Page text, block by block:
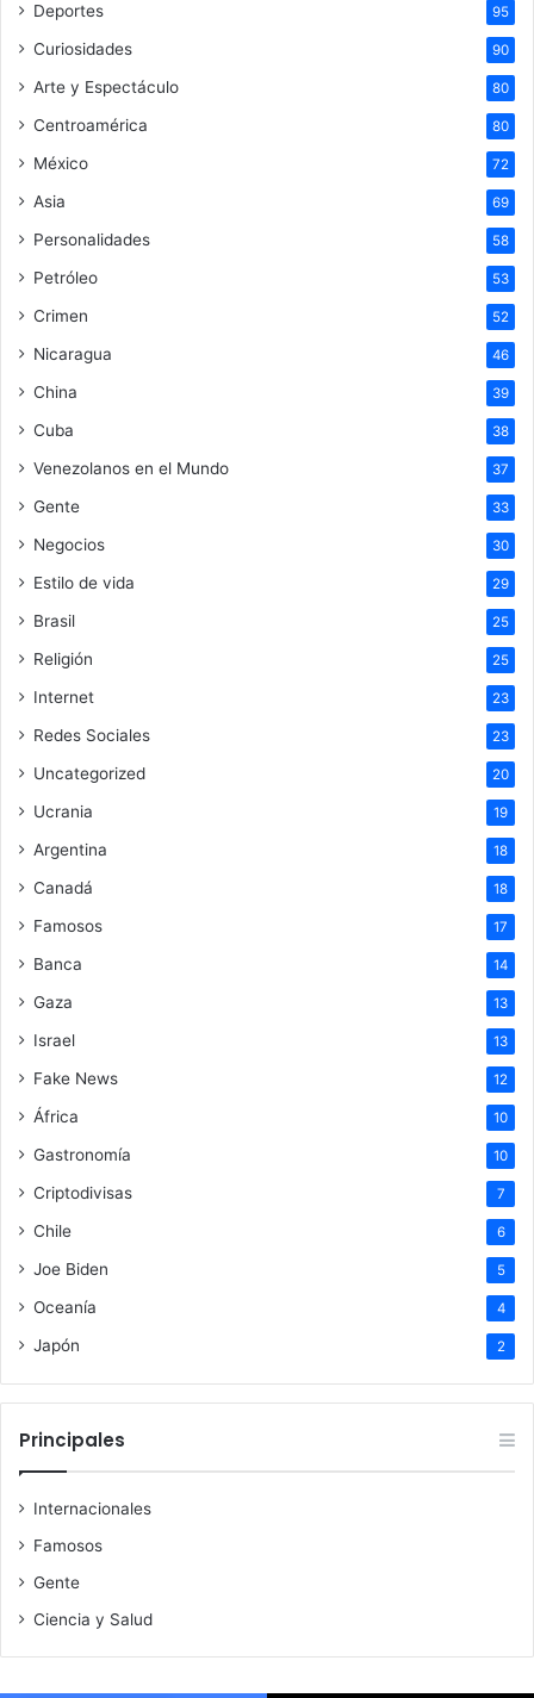
Deportes 95
Curiosidades 90
Arte y Espectáculo 80
Centroamérica 80
México 72
Asia 69
Personalidades 58
Petróleo 53
Crimen 52
Nicaragua 46
China 39
Cuba 38
Venezolanos en el Mundo 37
Gente 33
Negocios 30
Estilo de vida 29
Brasil 25
Religión 25
Internet 23
Redes Sociales 23
Uncategorized 20
Ucrania 19
Argentina 18
Canadá 18
Famosos 17
Banca 14
Gaza 13
Israel 13
Fake News 12
África 10
Gastronomía 10
Criptodivisas 7
Chile 6
Joe Biden 5
Oceanía 4
Japón 2
Principales
Internacionales
Famosos
Gente
Ciencia y Salud